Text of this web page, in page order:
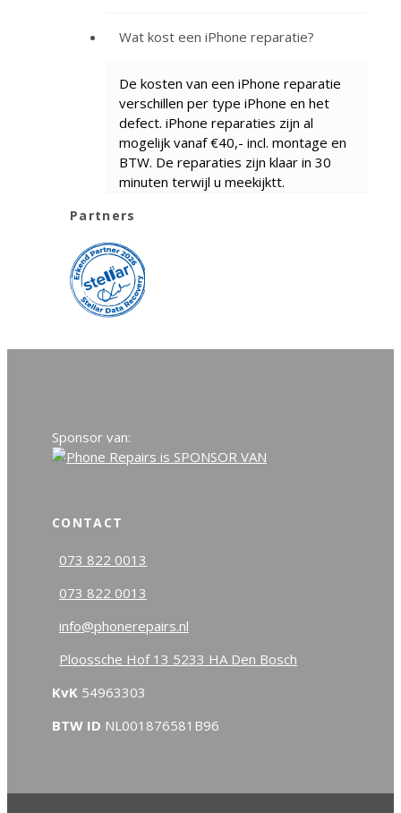
Wat kost een iPhone reparatie?
De kosten van een iPhone reparatie
verschillen per type iPhone en het
defect. iPhone reparaties zijn al
mogelijk vanaf €40,- incl. montage en
BTW. De reparaties zijn klaar in 30
minuten terwijl u meekijktt.
Partners
Sponsor van:
CONTACT
073 822 0013
073 822 0013
info@phonerepairs.nl
Ploossche Hof 13 5233 HA Den Bosch
KvK 54963303
BTW ID NL001876581B96